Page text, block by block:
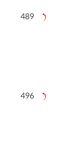
489
496